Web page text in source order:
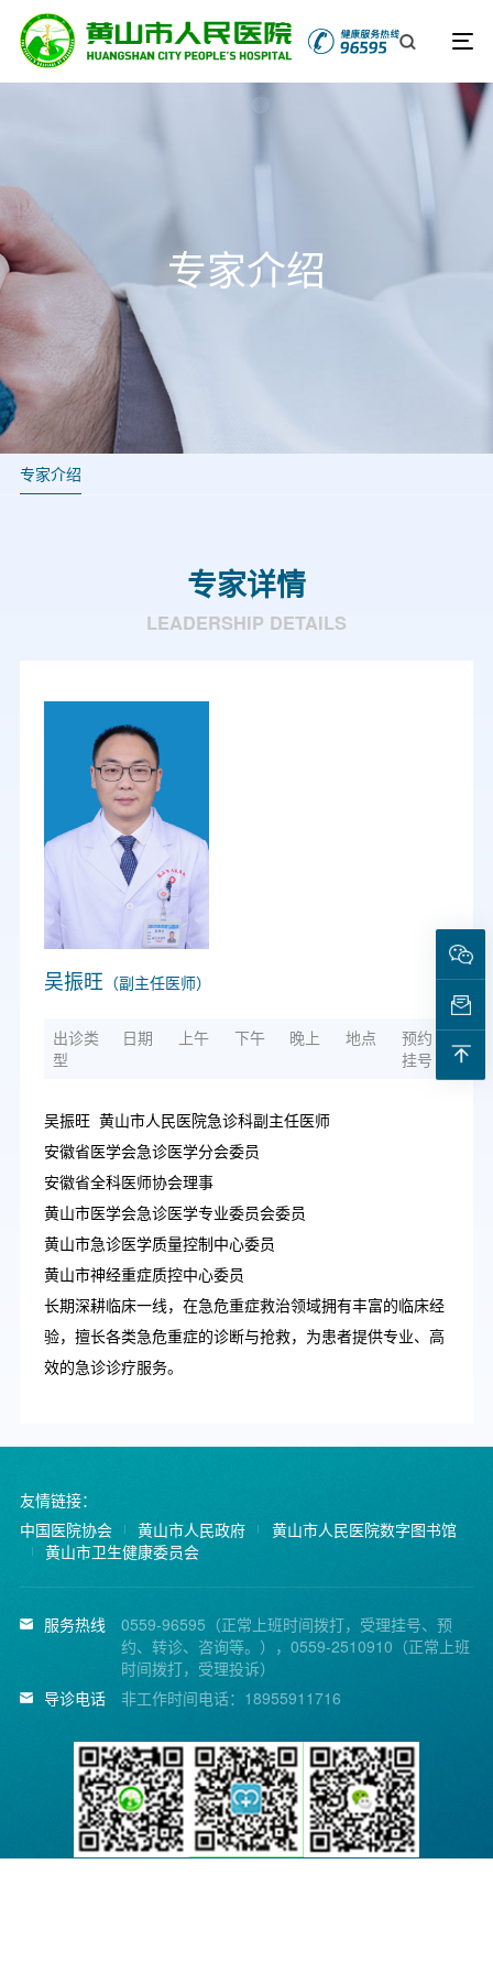
专家介绍
专家介绍
专家详情
LEADERSHIP DETAILS
吴振旺 （副主任医师）
出诊类
型
日期 上午 下午 晚上 地点
预约
挂号
吴振旺 黄山市人民医院急诊科副主任医师
安徽省医学会急诊医学分会委员
安徽省全科医师协会理事
黄山市医学会急诊医学专业委员会委员
黄山市急诊医学质量控制中心委员
黄山市神经重症质控中心委员
长期深耕临床一线，在急危重症救治领域拥有丰富的临床经
验，擅长各类急危重症的诊断与抢救，为患者提供专业、高
效的急诊诊疗服务。
友情链接：
中国医院协会
黄山市人民政府
黄山市人民医院数字图书馆
黄山市卫生健康委员会
服务热线
0559-96595（正常上班时间拨打，受理挂号、预
约、转诊、咨询等。），0559-2510910（正常上班
时间拨打，受理投诉）
导诊电话
非工作时间电话：18955911716